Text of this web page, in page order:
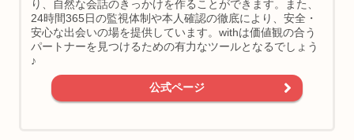
り、自然な会話のきっかけを作ることができます。また、
24時間365日の監視体制や本人確認の徹底により、安全・
安心な出会いの場を提供しています。withは価値観の合う
パートナーを見つけるための有力なツールとなるでしょう
♪
公式ページ